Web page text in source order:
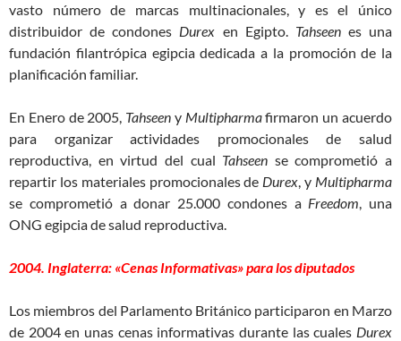
vasto número de marcas multinacionales, y es el único
distribuidor de condones Durex en Egipto. Tahseenes una
fundación filantrópica egipcia dedicada a la promoción de la
planificación familiar.
En Enero de 2005, Tahseen y Multipharmafirmaron un acuerdo
para organizar actividades promocionales de salud
reproductiva, en virtud del cual Tahseen se comprometió a
repartir los materiales promocionales de Durex, y Multipharma
se comprometió a donar 25.000 condones a Freedom, una
ONG egipcia de salud reproductiva.
2004. Inglaterra: «Cenas Informativas» para los diputados
Los miembros del Parlamento Británico participaron en Marzo
de 2004 en unas cenas informativas durante las cuales Durex